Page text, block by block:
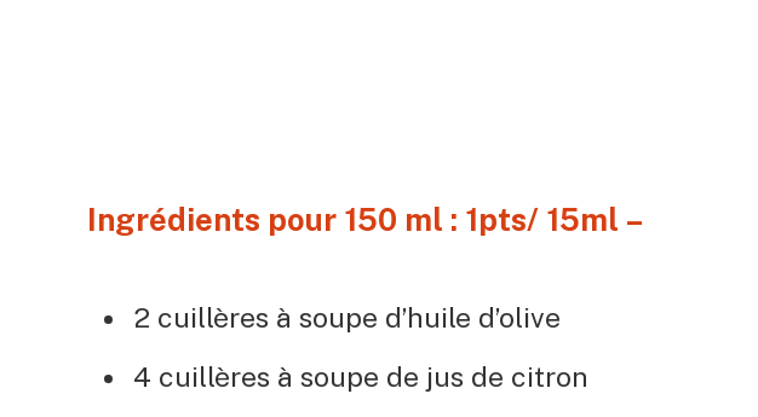
Ingrédients pour 150 ml : 1pts/ 15ml –
2 cuillères à soupe d’huile d’olive
4 cuillères à soupe de jus de citron